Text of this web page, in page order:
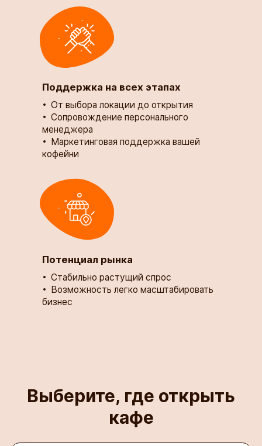
Поддержка на всех этапах
От выбора локации до открытия ​​​​​​​
​​​​​Сопровождение персонального
менеджера
Маркетинговая поддержка вашей
кофейни
Потенциал рынка
​​​​​​​Стабильно растущий спрос ​​​​​​​
Возможность легко масштабировать
бизнес
Выберите, где открыть
кафе